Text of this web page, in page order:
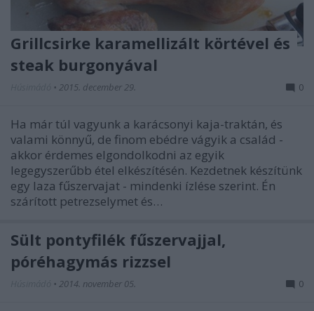
Grillcsirke karamellizált körtével és
steak burgonyával
• 2015. december 29. 0
Ha már túl vagyunk a karácsonyi kaja-traktán, és
valami könnyű, de finom ebédre vágyik a család -
akkor érdemes elgondolkodni az egyik
legegyszerűbb étel elkészítésén. Kezdetnek készítünk
egy laza fűszervajat - mindenki ízlése szerint. Én
szárított petrezselymet és…
Sült pontyfilék fűszervajjal,
póréhagymás rizzsel
• 2014. november 05. 0